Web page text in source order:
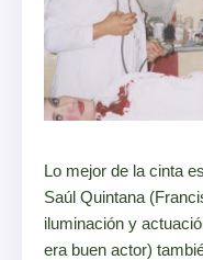
Lo mejor de la cinta
Saúl Quintana
iluminación y
era buen actor)